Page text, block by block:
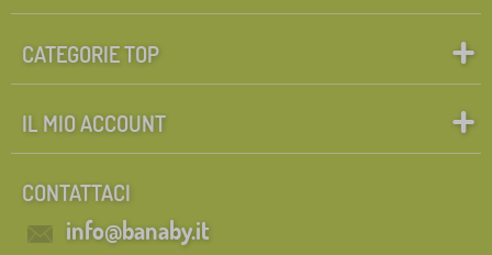
CATEGORIE TOP
IL MIO ACCOUNT
CONTATTACI
info@banaby.it